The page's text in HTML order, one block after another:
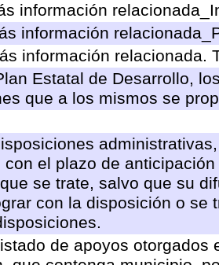
información
información
información relacionada.
Estatal de Desarrollo,
que a los mismos se
con el plazo de
se trate, salvo que su
con la disposición o se
de apoyos